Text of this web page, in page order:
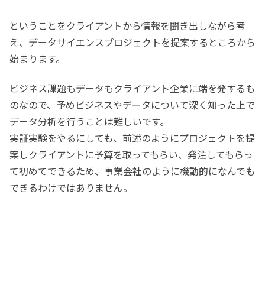
ということをクライアントから情報を聞き出しながら考
え、データサイエンスプロジェクトを提案するところから
始まります。
ビジネス課題もデータもクライアント企業に端を発するも
のなので、予めビジネスやデータについて深く知った上で
データ分析を行うことは難しいです。
実証実験をやるにしても、前述のようにプロジェクトを提
案しクライアントに予算を取ってもらい、発注してもらっ
て初めてできるため、事業会社のように機動的になんでも
できるわけではありません。